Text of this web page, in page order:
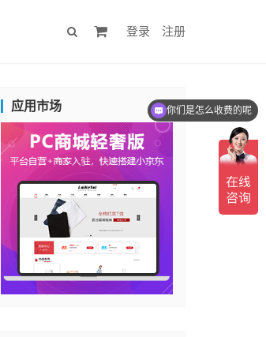
登录 注册
应用市场 你们是怎么收费的呢